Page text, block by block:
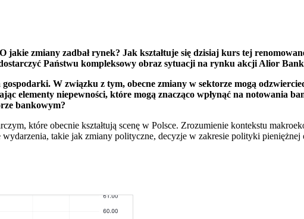
zmiany zadbał rynek? Jak kształtuje się dzisiaj kurs tej
Państwu kompleksowy obraz sytuacji na rynku akcji Alior
W związku z tym, obecne zmiany w sektorze mogą
elementy niepewności, które mogą znacząco wpłynąć na notowania
bankowym?
które obecnie kształtują scenę w Polsce. Zrozumienie kontekstu
takie jak zmiany polityczne, decyzje w zakresie polityki pieniężnej